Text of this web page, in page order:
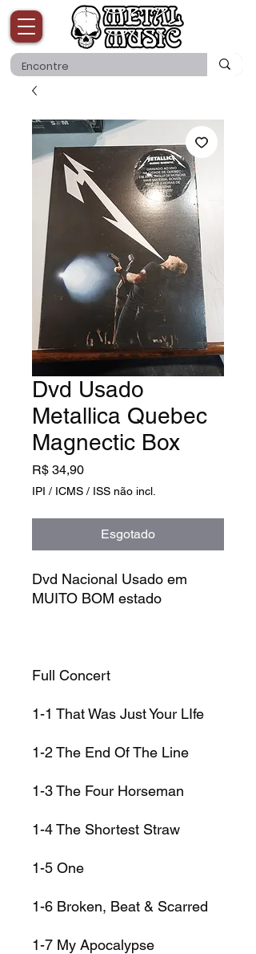
Dvd Usado
Metallica Quebec
Magnectic Box
R$ 34,90Preço
IPI / ICMS / ISS não incl.
Esgotado
Dvd Nacional Usado em
MUITO BOM estado
Full Concert
1-1 That Was Just Your LIfe
1-2 The End Of The Line
1-3The Four Horseman
1-4The Shortest Straw
1-5 One
1-6 Broken, Beat & Scarred
1-7 My Apocalypse